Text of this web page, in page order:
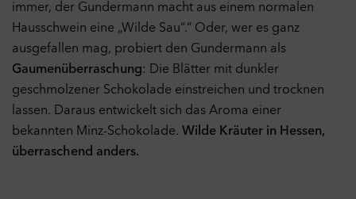
immer, der Gundermann macht aus einem normalen
Hausschwein eine „Wilde Sau“.“ Oder, wer es ganz
ausgefallen mag, probiert den Gundermann als
Gaumenüberraschung: Die Blätter mit dunkler
geschmolzener Schokolade einstreichen und trocknen
lassen. Daraus entwickelt sich das Aroma einer
bekannten Minz-Schokolade. Wilde Kräuter in Hessen,
überraschend anders.